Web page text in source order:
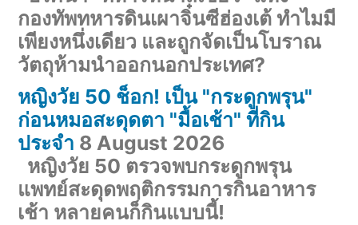
กองทัพทหารดินเผาจิ๋นซีฮ่องเต้ ทำไมมี
เพียงหนึ่งเดียว และถูกจัดเป็นโบราณ
วัตถุห้ามนำออกนอกประเทศ?
หญิงวัย 50 ช็อก! เป็น "กระดูกพรุน"
ก่อนหมอสะดุดตา "มื้อเช้า" ที่กิน
ประจำ 8 August 2026
หญิงวัย 50 ตรวจพบกระดูกพรุน
แพทย์สะดุดพฤติกรรมการกินอาหาร
เช้า หลายคนก็กินแบบนี้!